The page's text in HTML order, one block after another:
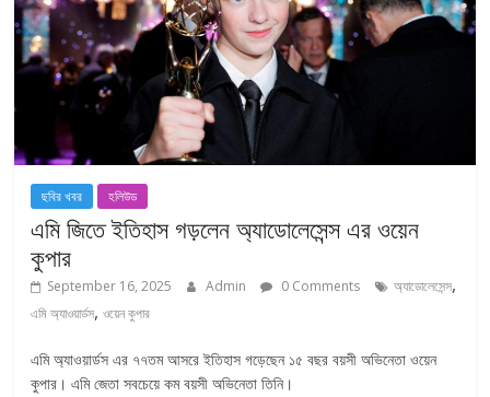
ছবির খবর হলিউড
এমি জিতে ইতিহাস গড়লেন অ্যাডোলেসেন্স এর ওয়েন
কুপার
September 16, 2025 Admin 0 Comments অ্যাডোলেসেন্স,
এমি অ্যাওয়ার্ডস,ওয়েন কুপার
এমি অ্যাওয়ার্ডস এর ৭৭তম আসরে ইতিহাস গড়েছেন ১৫ বছর বয়সী অভিনেতা ওয়েন
কুপার। এমি জেতা সবচেয়ে কম বয়সী অভিনেতা তিনি।